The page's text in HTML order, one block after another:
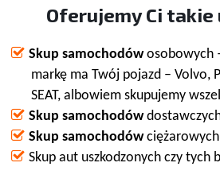
Oferujemy Ci takie
Skup samochodówosobowych
markę ma Twój pojazd – Volvo,
SEAT, albowiem skupujemy
Skup samochodów
Skup samochodów
Skup aut uszkodzonych czy tych